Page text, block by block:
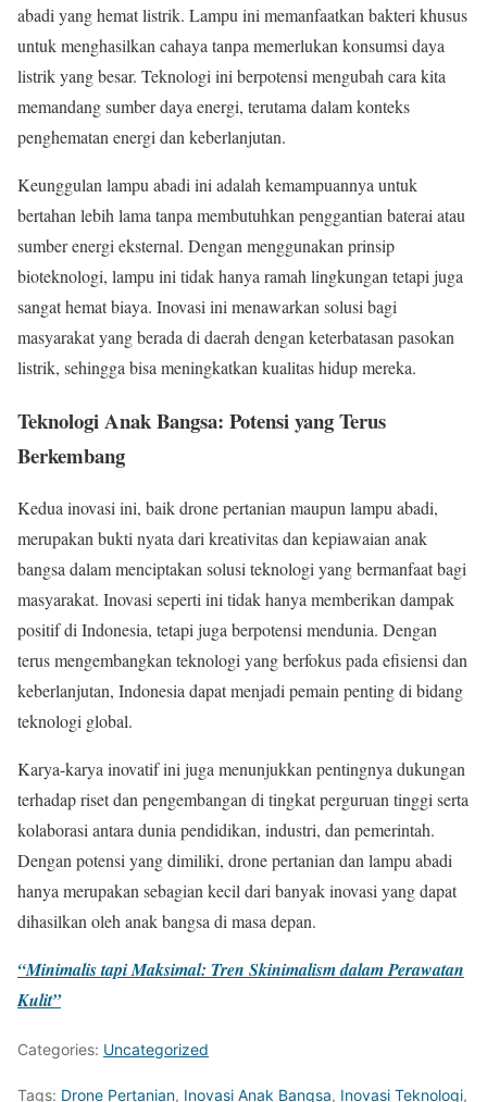
abadi yang hemat listrik. Lampu ini memanfaatkan bakteri khusus
untuk menghasilkan cahaya tanpa memerlukan konsumsi daya
listrik yang besar. Teknologi ini berpotensi mengubah cara kita
memandang sumber daya energi, terutama dalam konteks
penghematan energi dan keberlanjutan.
Keunggulan lampu abadi ini adalah kemampuannya untuk
bertahan lebih lama tanpa membutuhkan penggantian baterai atau
sumber energi eksternal. Dengan menggunakan prinsip
bioteknologi, lampu ini tidak hanya ramah lingkungan tetapi juga
sangat hemat biaya. Inovasi ini menawarkan solusi bagi
masyarakat yang berada di daerah dengan keterbatasan pasokan
listrik, sehingga bisa meningkatkan kualitas hidup mereka.
Teknologi Anak Bangsa: Potensi yang Terus
Berkembang
Kedua inovasi ini, baik drone pertanian maupun lampu abadi,
merupakan bukti nyata dari kreativitas dan kepiawaian anak
bangsa dalam menciptakan solusi teknologi yang bermanfaat bagi
masyarakat. Inovasi seperti ini tidak hanya memberikan dampak
positif di Indonesia, tetapi juga berpotensi mendunia. Dengan
terus mengembangkan teknologi yang berfokus pada efisiensi dan
keberlanjutan, Indonesia dapat menjadi pemain penting di bidang
teknologi global.
Karya-karya inovatif ini juga menunjukkan pentingnya dukungan
terhadap riset dan pengembangan di tingkat perguruan tinggi serta
kolaborasi antara dunia pendidikan, industri, dan pemerintah.
Dengan potensi yang dimiliki, drone pertanian dan lampu abadi
hanya merupakan sebagian kecil dari banyak inovasi yang dapat
dihasilkan oleh anak bangsa di masa depan.
“Minimalis tapi Maksimal: Tren Skinimalism dalam Perawatan
Kulit”
Categories: Uncategorized
Tags: Drone Pertanian, Inovasi Anak Bangsa, Inovasi Teknologi,